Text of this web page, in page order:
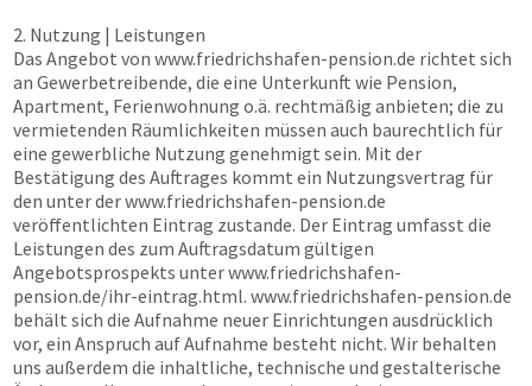
2. Nutzung | Leistungen
Das Angebot von www.friedrichshafen-pension.de richtet sich
an Gewerbetreibende, die eine Unterkunft wie Pension,
Apartment, Ferienwohnung o.ä. rechtmäßig anbieten; die zu
vermietenden Räumlichkeiten müssen auch baurechtlich für
eine gewerbliche Nutzung genehmigt sein. Mit der
Bestätigung des Auftrages kommt ein Nutzungsvertrag für
den unter derwww.friedrichshafen-pension.de
veröffentlichten Eintrag zustande. Der Eintrag umfasst die
Leistungen des zum Auftragsdatum gültigen
Angebotsprospekts unterwww.friedrichshafen-
pension.de/ihr-eintrag.html. www.friedrichshafen-pension.de
behält sich die Aufnahme neuer Einrichtungen ausdrücklich
vor, ein Anspruch auf Aufnahme besteht nicht. Wir behalten
uns außerdem die inhaltliche, technische und gestalterische